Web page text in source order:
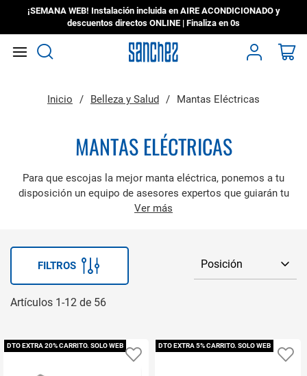
¡SEMANA WEB! Instalación incluida en AIRE ACONDICIONADO y
descuentos directos ONLINE | Finaliza en 0s
Inicio Belleza y Salud Mantas Eléctricas
MANTAS ELÉCTRICAS
Para que escojas la mejor manta eléctrica, ponemos a tu
disposición un equipo de asesores expertos que guiarán tu
compra; así tendrás la seguridad de seleccionar la mejor
materiales y diseños.
Ver más
FILTROS
Artículos 1-12 de 56
DTO EXTRA 20% CARRITO. SOLO WEB
Añadir a favoritos
DTO EXTRA 5% CARRITO. SOLO WEB